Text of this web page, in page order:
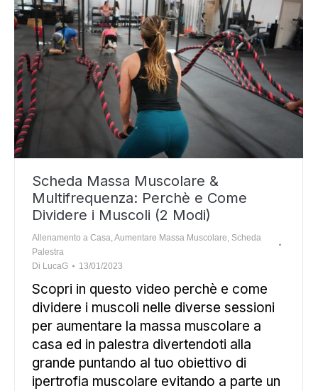
Scheda Massa Muscolare &
Multifrequenza: Perchè e Come
Dividere i Muscoli (2 Modi)
Allenamento a Casa,Aumentare Massa Muscolare, Scheda
Palestra
Di LucaG 13/01/2023
Scopri in questo video perchè e come
dividere i muscoli nelle diverse sessioni
per aumentare la massa muscolare a
casa ed in palestra divertendoti alla
grande puntando al tuo obiettivo di
ipertrofia muscolare evitando a parte un